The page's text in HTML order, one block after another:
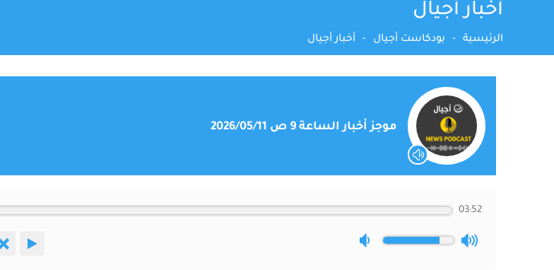
أخبار أجيال
الرئيسية - بودكاست أجيال - أخبار أجيال
موجز أخبار الساعة 9 ص 2026/05/11
03:52